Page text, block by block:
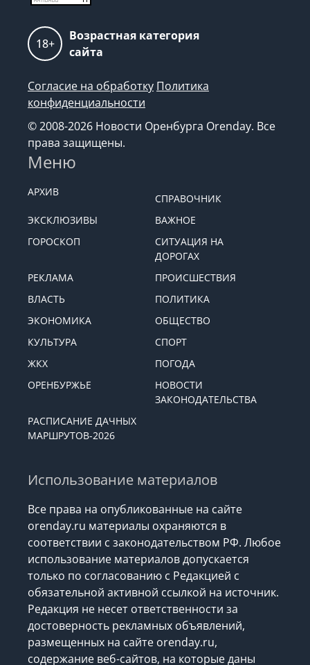
18+
Возрастная категория
сайта
Согласие на обработку Политика
конфиденциальности
© 2008-2026 Новости Оренбурга Orenday. Все
права защищены.
Меню
АРХИВ
СПРАВОЧНИК
ЭКСКЛЮЗИВЫ
ВАЖНОЕ
ГОРОСКОП
СИТУАЦИЯ НА
ДОРОГАХ
РЕКЛАМА
ПРОИСШЕСТВИЯ
ВЛАСТЬ
ПОЛИТИКА
ЭКОНОМИКА
ОБЩЕСТВО
КУЛЬТУРА
СПОРТ
ЖКХ
ПОГОДА
ОРЕНБУРЖЬЕ
НОВОСТИ
ЗАКОНОДАТЕЛЬСТВА
РАСПИСАНИЕ ДАЧНЫХ
МАРШРУТОВ-2026
Использование материалов
Все права на опубликованные на сайте
orenday.ru материалы охраняются в
соответствии с законодательством РФ. Любое
использование материалов допускается
только по согласованию с Редакцией с
обязательной активной ссылкой на источник.
Редакция не несет ответственности за
достоверность рекламных объявлений,
размещенных на сайте orenday.ru,
содержание веб-сайтов, на которые даны